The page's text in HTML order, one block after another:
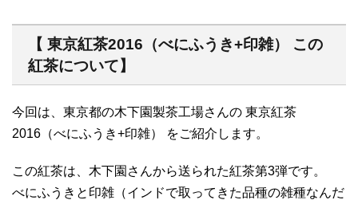
【 東京紅茶2016（べにふうき+印雑） この
紅茶について】
今回は、東京都の木下園製茶工場さんの 東京紅茶
2016（べにふうき+印雑） をご紹介します。
この紅茶は、木下園さんから送られた紅茶第3弾です。
べにふうきと印雑（インドで取ってきた品種の雑種なんだ